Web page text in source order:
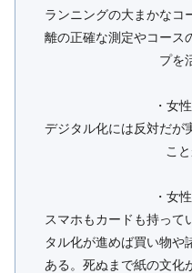
ランニングの大まかなコ
離の正確な測定やコース
プを
・女
デジタル化には反対だが
こ
・女
スマホもカードも持って
タル化が進めば買い物や
ある。死ぬまで紙の文化